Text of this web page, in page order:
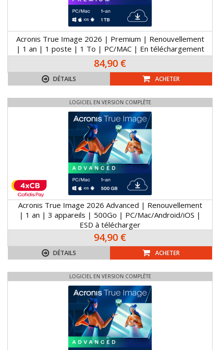
Acronis True Image 2026 | Premium | Renouvellement
| 1 an | 1 poste | 1 To | PC/MAC | En téléchargement
84,90 €
DÉTAILS ACHETER
LOGICIEL EN VERSION COMPLÈTE
Acronis True Image 2026 Advanced | Renouvellement
| 1 an | 3 appareils | 500Go | PC/Mac/Android/iOS |
ESD à télécharger
94,90 €
DÉTAILS ACHETER
LOGICIEL EN VERSION COMPLÈTE